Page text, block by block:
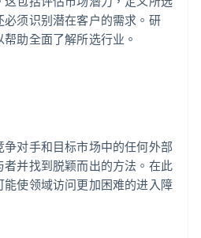
须识别潜在客户的需求。研
助全面了解所选行业。
对手和目标市场中的任何外部
并找到脱颖而出的方法。在此
使领域访问更加困难的进入障